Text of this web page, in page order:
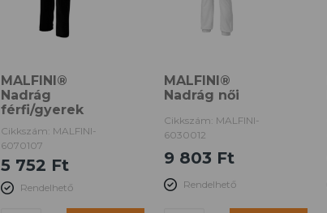
MALFINI®
Nadrág
férfi/gyerek
Cikkszám: MALFINI-
6070107
5 752 Ft
Rendelhető
MALFINI®
Nadrág női
Cikkszám: MALFINI-
6030012
9 803 Ft
Rendelhető